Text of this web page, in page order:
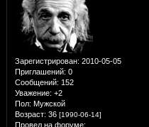
Зарегистрирован: 2010-05-05
Приглашений: 0
Сообщений: 152
Уважение: +2
Пол: Мужской
Возраст: 36 [1990-06-14]
Провел на форуме: